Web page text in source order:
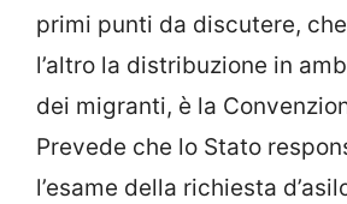
primi punti da discutere,
l’altro la distribuzione in
dei migranti, è la
Prevede che lo Stato
l’esame della richiesta